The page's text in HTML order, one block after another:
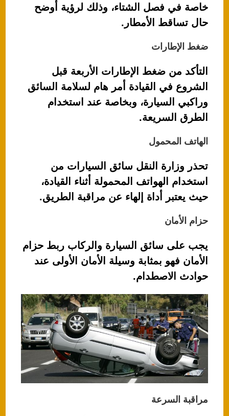
خاصة في فصل الشتاء، وذلك لرؤية أوضح
حال تساقط الأمطار.
ضغط الإطارات
التأكد من ضغط الإطارات الأربعة قبل
الشروع في القيادة أمر هام لسلامة السائق
وراكبي السيارة، وبخاصة عند استخدام
الطرق السريعة.
الهاتف المحمول
تحذر وزارة النقل سائق السيارات من
استخدام الهواتف المحمولة أثناء القيادة،
حيث يعتبر أداة إلهاء عن مراقبة الطريق.
حزام الأمان
يجب على سائق السيارة والركاب ربط حزام
الأمان فهو بمثابة وسيلة الأمان الأولى عند
حوادث الاصطدام.
مراقبة السرعة